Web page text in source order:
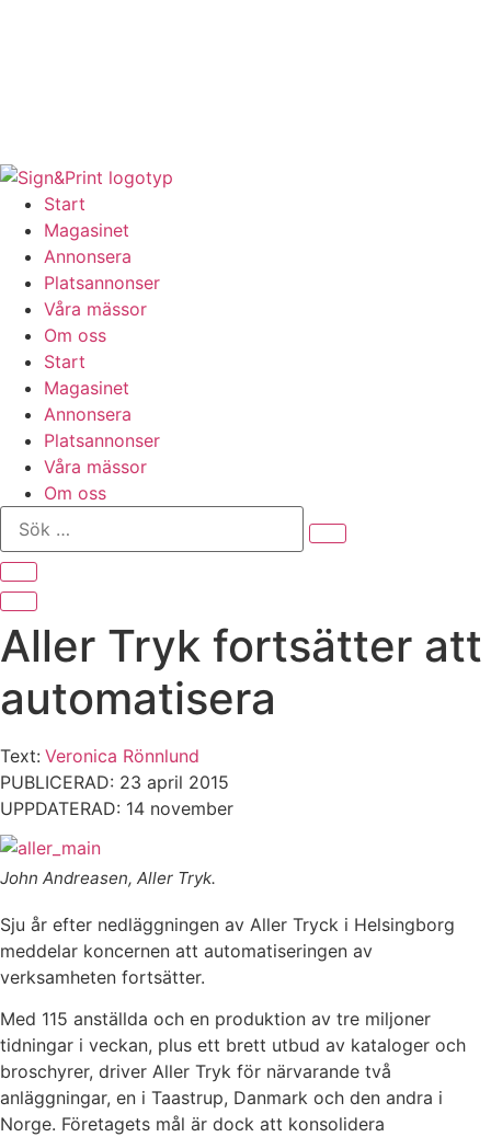
Start
Magasinet
Annonsera
Platsannonser
Våra mässor
Om oss
Start
Magasinet
Annonsera
Platsannonser
Våra mässor
Om oss
Sök
Aller Tryk fortsätter att
automatisera
Text: Veronica Rönnlund
PUBLICERAD: 23 april 2015
UPPDATERAD: 14 november
John Andreasen, Aller Tryk.
Sju år efter nedläggningen av Aller Tryck i Helsingborg
meddelar koncernen att automatiseringen av
verksamheten fortsätter.
Med 115 anställda och en produktion av tre miljoner
tidningar i veckan, plus ett brett utbud av kataloger och
broschyrer, driver Aller Tryk för närvarande två
anläggningar, en i Taastrup, Danmark och den andra i
Norge. Företagets mål är dock att konsolidera